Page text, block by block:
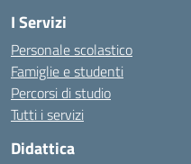
I Servizi
Personale scolastico
Famiglie e studenti
Percorsi di studio
Tutti i servizi
Didattica